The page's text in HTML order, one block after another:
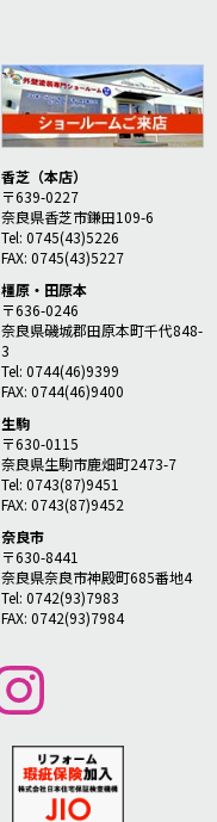
香芝（本店）
〒639-0227
奈良県香芝市鎌田109-6
Tel: 0745(43)5226
FAX: 0745(43)5227
橿原・田原本
〒636-0246
奈良県磯城郡田原本町千代848-
3
Tel: 0744(46)9399
FAX: 0744(46)9400
生駒
〒630-0115
奈良県生駒市鹿畑町2473-7
Tel: 0743(87)9451
FAX: 0743(87)9452
奈良市
〒630-8441
奈良県奈良市神殿町685番地4
Tel: 0742(93)7983
FAX: 0742(93)7984